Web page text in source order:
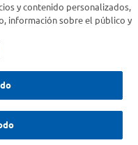
y contenido personalizados,
información sobre el público y